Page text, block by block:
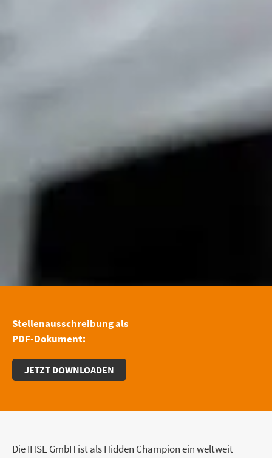
Stellenausschreibung als
PDF-Dokument:
JETZT DOWNLOADEN
Die IHSE GmbH ist als Hidden Champion ein weltweit